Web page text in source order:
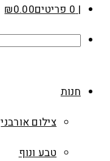
0 פריטים
₪0.00
חנות
צילום אורבני
טבע ונוף